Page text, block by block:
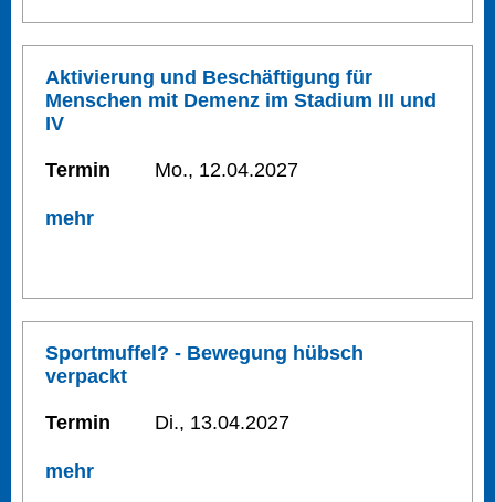
Aktivierung und Beschäftigung für
Menschen mit Demenz im Stadium III und
IV
Termin Mo., 12.04.2027
mehr
Sportmuffel? - Bewegung hübsch
verpackt
Termin Di., 13.04.2027
mehr